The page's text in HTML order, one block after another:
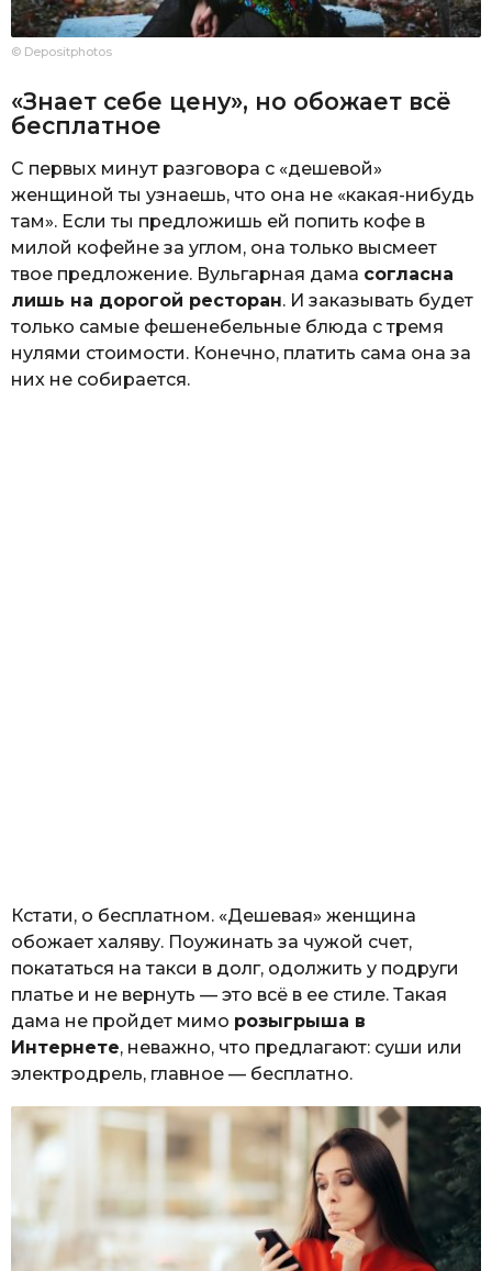
© Depositphotos
«Знает себе цену», но обожает всё
бесплатное
С первых минут разговора с «дешевой»
женщиной ты узнаешь, что она не «какая-нибудь
там». Если ты предложишь ей попить кофе в
милой кофейне за углом, она только высмеет
твое предложение. Вульгарная дама согласна
лишь на дорогой ресторан. И заказывать будет
только самые фешенебельные блюда с тремя
нулями стоимости. Конечно, платить сама она за
них не собирается.
Кстати, о бесплатном. «Дешевая» женщина
обожает халяву. Поужинать за чужой счет,
покататься на такси в долг, одолжить у подруги
платье и не вернуть — это всё в ее стиле. Такая
дама не пройдет мимо розыгрыша в
Интернете, неважно, что предлагают: суши или
электродрель, главное — бесплатно.